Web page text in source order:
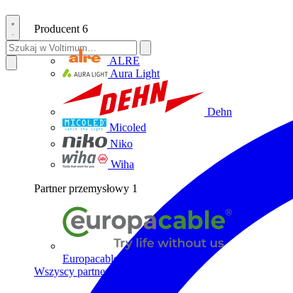
Producent 6
ALRE
Aura Light
Dehn
Micoled
Niko
Wiha
Partner przemysłowy 1
Europacable
Wszyscy partnerzy